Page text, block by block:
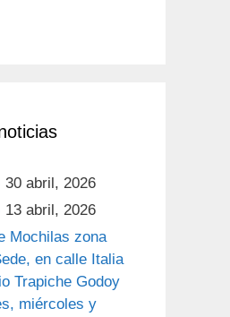
30 abril, 2026
13 abril, 2026
Mochilas zona
en calle Italia
Trapiche Godoy
miércoles y